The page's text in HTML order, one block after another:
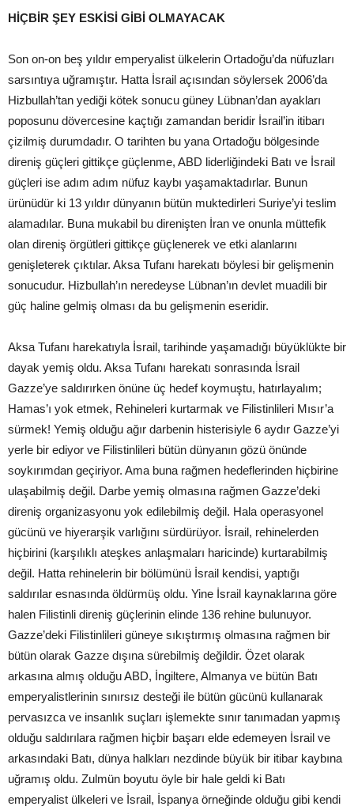
HİÇBİR ŞEY ESKİSİ GİBİ OLMAYACAK
Son on-on beş yıldır emperyalist ülkelerin Ortadoğu’da nüfuzları
sarsıntıya uğramıştır. Hatta İsrail açısından söylersek 2006’da
Hizbullah’tan yediği kötek sonucu güney Lübnan’dan ayakları
poposunu dövercesine kaçtığı zamandan beridir İsrail’in itibarı
çizilmiş durumdadır. O tarihten bu yana Ortadoğu bölgesinde
direniş güçleri gittikçe güçlenme, ABD liderliğindeki Batı ve İsrail
güçleri ise adım adım nüfuz kaybı yaşamaktadırlar. Bunun
ürünüdür ki 13 yıldır dünyanın bütün muktedirleri Suriye’yi teslim
alamadılar. Buna mukabil bu direnişten İran ve onunla müttefik
olan direniş örgütleri gittikçe güçlenerek ve etki alanlarını
genişleterek çıktılar. Aksa Tufanı harekatı böylesi bir gelişmenin
sonucudur. Hizbullah’ın neredeyse Lübnan’ın devlet muadili bir
güç haline gelmiş olması da bu gelişmenin eseridir.
Aksa Tufanı harekatıyla İsrail, tarihinde yaşamadığı büyüklükte bir
dayak yemiş oldu. Aksa Tufanı harekatı sonrasında İsrail
Gazze’ye saldırırken önüne üç hedef koymuştu, hatırlayalım;
Hamas’ı yok etmek, Rehineleri kurtarmak ve Filistinlileri Mısır’a
sürmek! Yemiş olduğu ağır darbenin histerisiyle 6 aydır Gazze’yi
yerle bir ediyor ve Filistinlileri bütün dünyanın gözü önünde
soykırımdan geçiriyor. Ama buna rağmen hedeflerinden hiçbirine
ulaşabilmiş değil. Darbe yemiş olmasına rağmen Gazze’deki
direniş organizasyonu yok edilebilmiş değil. Hala operasyonel
gücünü ve hiyerarşik varlığını sürdürüyor. İsrail, rehinelerden
hiçbirini (karşılıklı ateşkes anlaşmaları haricinde) kurtarabilmiş
değil. Hatta rehinelerin bir bölümünü İsrail kendisi, yaptığı
saldırılar esnasında öldürmüş oldu. Yine İsrail kaynaklarına göre
halen Filistinli direniş güçlerinin elinde 136 rehine bulunuyor.
Gazze’deki Filistinlileri güneye sıkıştırmış olmasına rağmen bir
bütün olarak Gazze dışına sürebilmiş değildir. Özet olarak
arkasına almış olduğu ABD, İngiltere, Almanya ve bütün Batı
emperyalistlerinin sınırsız desteği ile bütün gücünü kullanarak
pervasızca ve insanlık suçları işlemekte sınır tanımadan yapmış
olduğu saldırılara rağmen hiçbir başarı elde edemeyen İsrail ve
arkasındaki Batı, dünya halkları nezdinde büyük bir itibar kaybına
uğramış oldu. Zulmün boyutu öyle bir hale geldi ki Batı
emperyalist ülkeleri ve İsrail, İspanya örneğinde olduğu gibi kendi